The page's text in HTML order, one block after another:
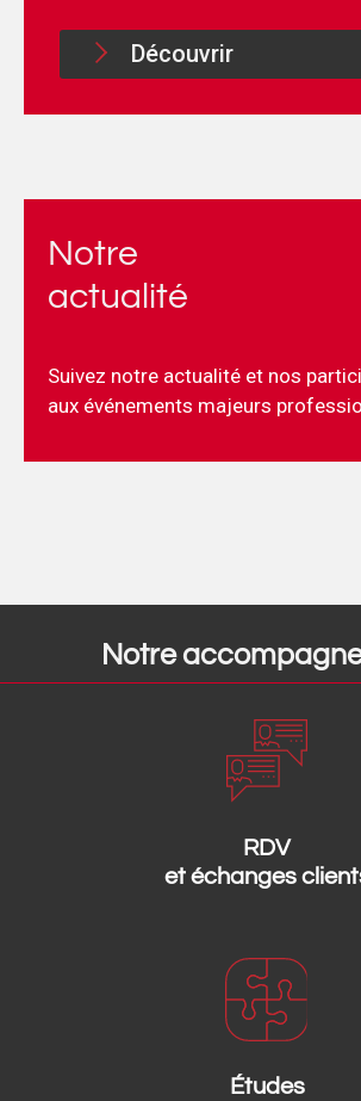
Découvrir
Notre
actualité
Suivez notre actualité et nos
aux événements majeurs
Notre
RDV
et échanges
Études